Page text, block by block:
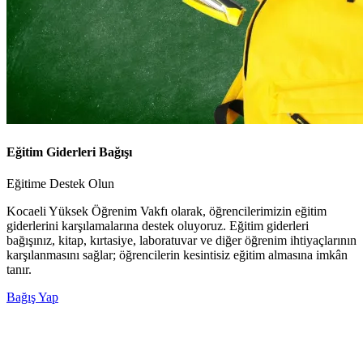
Eğitim Giderleri Bağışı
Eğitime Destek Olun
Kocaeli Yüksek Öğrenim Vakfı olarak, öğrencilerimizin eğitim
giderlerini karşılamalarına destek oluyoruz. Eğitim giderleri
bağışınız, kitap, kırtasiye, laboratuvar ve diğer öğrenim ihtiyaçlarının
karşılanmasını sağlar; öğrencilerin kesintisiz eğitim almasına imkân
tanır.
Bağış Yap